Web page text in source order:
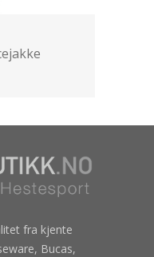
fra kjente
Bucas,